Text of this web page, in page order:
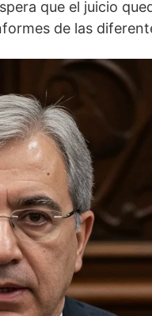
que el juicio
de las